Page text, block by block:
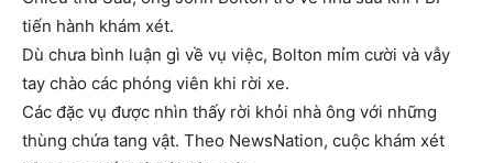
tiến hành khám xét.
Dù chưa bình luận gì về vụ việc, Bolton mỉm cười và vẫy
tay chào các phóng viên khi rời xe.
Các đặc vụ được nhìn thấy rời khỏi nhà ông với những
thùng chứa tang vật. Theo NewsNation, cuộc khám xét